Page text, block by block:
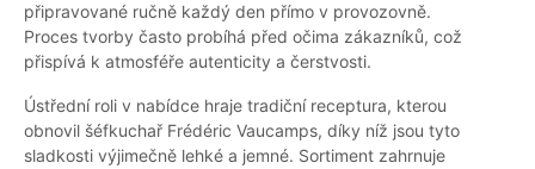
připravované ručně každý den přímo v provozovně.
Proces tvorby často probíhá před očima zákazníků, což
přispívá k atmosféře autenticity a čerstvosti.
Ústřední roli v nabídce hraje tradiční receptura, kterou
obnovil šéfkuchař Frédéric Vaucamps, díky níž jsou tyto
sladkosti výjimečně lehké a jemné. Sortiment zahrnuje